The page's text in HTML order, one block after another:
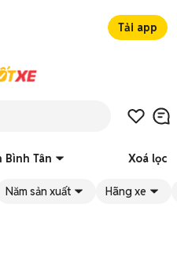
Tải app
Bình Tân Xoá lọc
Năm sản xuất Hãng xe